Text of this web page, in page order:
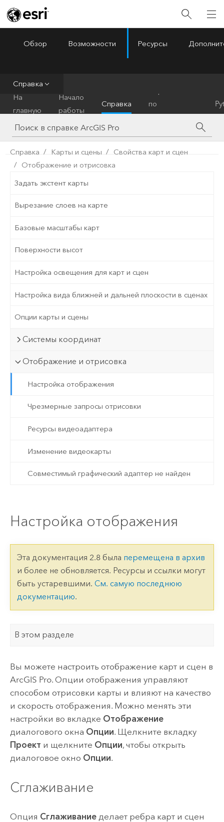
ArcGIS Pro
Обзор Возможности Ресурсы
Справка
На
главную
Начало
работы
Справка
по
инструментам
Справка Карты и сцены
Свойства карт и сцен
Отображение и отрисовка
Задать экстент карты
Вырезание слоев на карте
Базовые масштабы карт
Поверхности высот
Настройка освещения для карт и сцен
Настройка вида ближней и дальней плоскости в сценах
Опции карты и сцены
Системы координат
Отображение и отрисовка
Настройка отображения
Чрезмерные запросы отрисовки
Ресурсы видеоадаптера
Изменение видеокарты
Совместимый графический адаптер не найден
Настройка отображения
Эта документация 2.8 была перемещена в архив
и более не обновляется. Ресурсы и ссылки могут
быть устаревшими. См. самую последнюю
документацию.
В этом разделе
Вы можете настроить отображение карт и сцен в
ArcGIS Pro. Опции отображения управляют
способом отрисовки карты и влияют на качество
и скорость отображения. Можно менять эти
настройки во вкладке Отображение
диалогового окна Опции. Щелкните вкладку
Проект и щелкните Опции, чтобы открыть
диалоговое окно Опции.
Сглаживание
Опция Сглаживаниеделает ребра карт и сцен